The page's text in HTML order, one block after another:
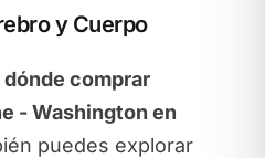
y Cuerpo
dónde comprar
- Washington en
puedes explorar